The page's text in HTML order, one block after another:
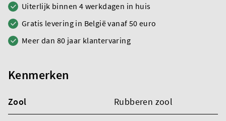
Uiterlijk binnen 4 werkdagen in huis
Gratis levering in België vanaf 50 euro
Meer dan 80 jaar klantervaring
Kenmerken
Zool Rubberen zool